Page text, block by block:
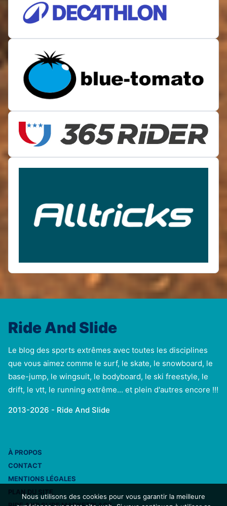
Ride And Slide
Le blog des sports extrêmes avec toutes les disciplines
que vous aimez comme le surf, le skate, le snowboard, le
base-jump, le wingsuit, le bodyboard, le ski freestyle, le
drift, le vtt, le running extrême... et plein d'autres encore !!!
2013-2026 - Ride And Slide
À PROPOS
CONTACT
MENTIONS LÉGALES
PLAN DU SITE
Nous utilisons des cookies pour vous garantir la meilleure